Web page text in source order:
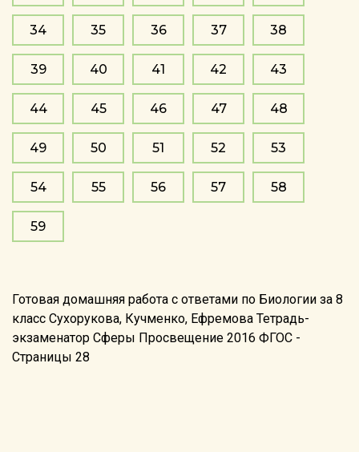
34 35 36 37 38
39 40 41 42 43
44 45 46 47 48
49 50 51 52 53
54 55 56 57 58
59
Готовая домашняя работа с ответами по Биологии за 8
класс Сухорукова, Кучменко, Ефремова Тетрадь-
экзаменатор Сферы Просвещение 2016 ФГОС -
Страницы 28